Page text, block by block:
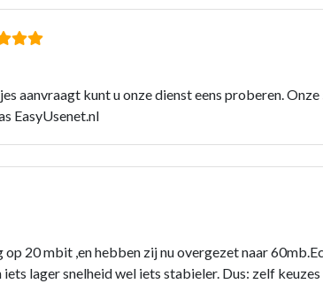
aanvraagt kunt u onze dienst eens proberen.
EasyUsenet.nl
20 mbit ,en hebben zij nu overgezet naar
lager snelheid wel iets stabieler. Dus: zelf keuzes